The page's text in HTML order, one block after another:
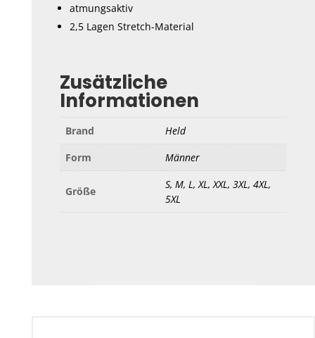
atmungsaktiv
2,5 Lagen Stretch-Material
Zusätzliche
Informationen
Brand
Held
Form
Männer
Größe
S, M, L, XL, XXL, 3XL, 4XL,
5XL